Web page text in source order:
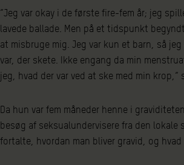
”Jeg var okay i de første fire-fem år; jeg
lavede ballade. Men på et tidspunkt
at misbruge mig. Jeg var kun et barn, så
var, der skete. Ikke engang da min
jeg, hvad der var ved at ske med min krop,”
Da hun var fem måneder henne i
besøg af seksualundervisere fra den lokale
fortalte, hvordan man bliver gravid, og hvad